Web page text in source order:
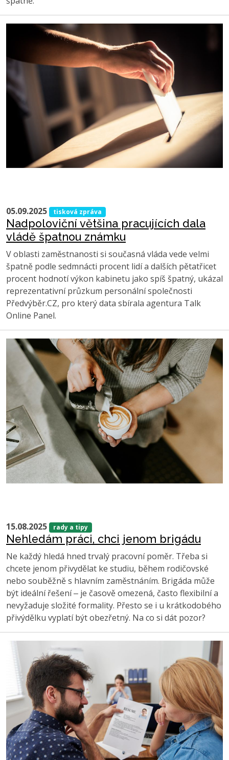
05.09.2025 tisková zpráva
Nadpoloviční většina pracujících dala
vládě špatnou známku
V oblasti zaměstnanosti si současná vláda vede velmi
špatně podle sedmnácti procent lidí a dalších pětatřicet
procent hodnotí výkon kabinetu jako spíš špatný, ukázal
reprezentativní průzkum personální společnosti
Předvýběr.CZ, pro který data sbírala agentura Talk
Online Panel.
15.08.2025 rady a tipy
Nehledám práci, chci jenom brigádu
Ne každý hledá hned trvalý pracovní poměr. Třeba si
chcete jenom přivydělat ke studiu, během rodičovské
nebo souběžně s hlavním zaměstnáním. Brigáda může
být ideální řešení ‒ je časově omezená, často flexibilní a
nevyžaduje složité formality. Přesto se i u krátkodobého
přivýdělku vyplatí být obezřetný. Na co si dát pozor?